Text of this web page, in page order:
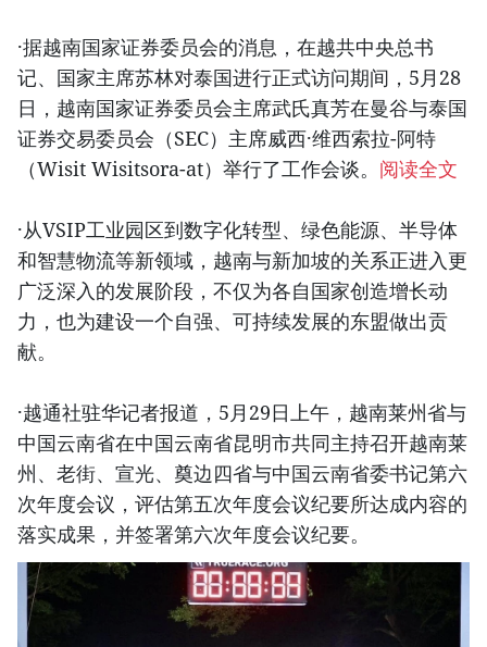
·据越南国家证券委员会的消息，在越共中央总书
记、国家主席苏林对泰国进行正式访问期间，5月28
日，越南国家证券委员会主席武氏真芳在曼谷与泰国
证券交易委员会（SEC）主席威西·维西索拉-阿特
（Wisit Wisitsora-at）举行了工作会谈。 阅读全文
·从VSIP工业园区到数字化转型、绿色能源、半导体
和智慧物流等新领域，越南与新加坡的关系正进入更
广泛深入的发展阶段，不仅为各自国家创造增长动
力，也为建设一个自强、可持续发展的东盟做出贡
献。
·越通社驻华记者报道，5月29日上午，越南莱州省与
中国云南省在中国云南省昆明市共同主持召开越南莱
州、老街、宣光、奠边四省与中国云南省委书记第六
次年度会议，评估第五次年度会议纪要所达成内容的
落实成果，并签署第六次年度会议纪要。